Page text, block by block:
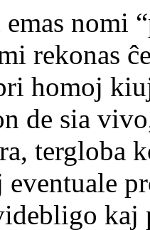
nomi
rekonas
homoj
de sia
tergloba
kaj